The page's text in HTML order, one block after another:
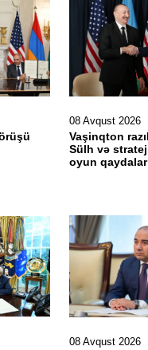
08 Avqust 2026
Vaşinqton
Sülh və
oyun
08 Avqust 2026